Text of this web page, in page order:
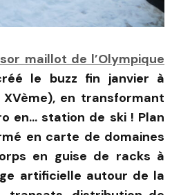
maillot de l’Olympique
le buzz fin janvier à
en transformant
en… station de ski ! Plan
en carte de domaines
en guise de racks à
artificielle autour de la